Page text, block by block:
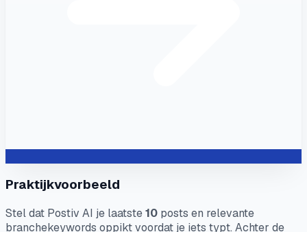
Praktijkvoorbeeld
Stel dat Postiv AI je laatste10 posts en relevante
branchekeywords oppikt voordat je iets typt. Achter de